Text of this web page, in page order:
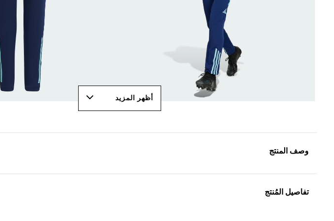
أظهر المزيد
وصف المنتج
تفاصيل المُنتج